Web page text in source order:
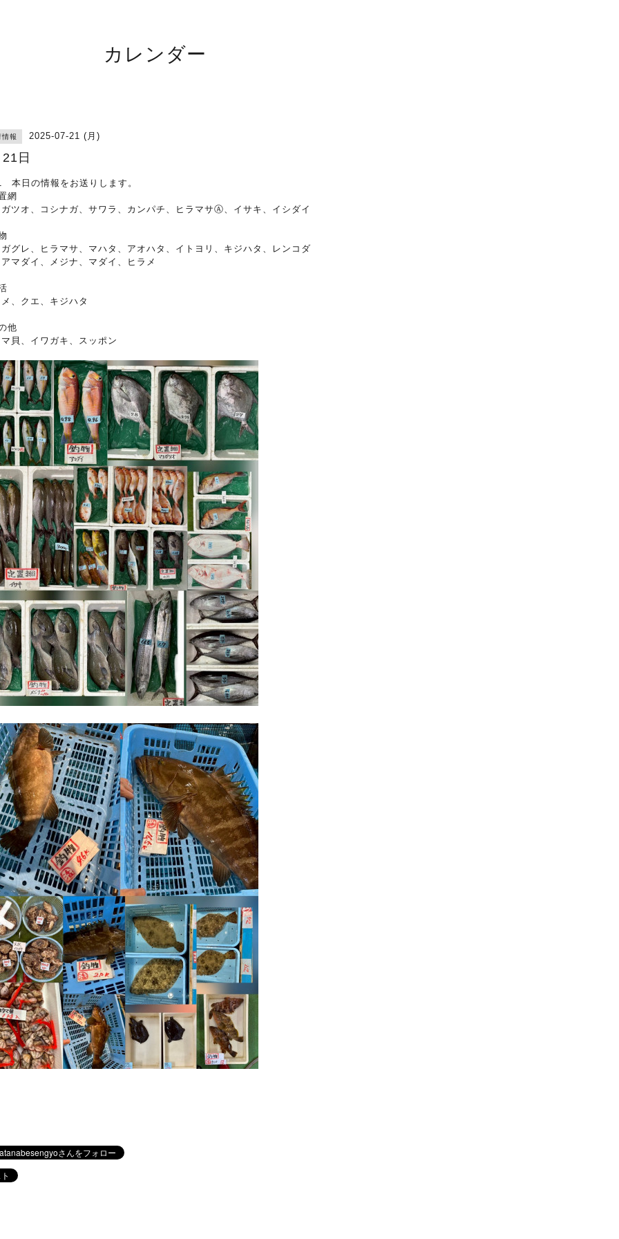
カレンダー
情報 2025-07-21 (月)
日
本日の情報をお送りします。
網
ツオ、コシナガ、サワラ、カンパチ、ヒラマサⒶ、イサキ、イシダイ
グレ、ヒラマサ、マハタ、アオハタ、イトヨリ、キジハタ、レンコダ
マダイ、メジナ、マダイ、ヒラメ
、クエ、キジハタ
他
貝、イワガキ、スッポン